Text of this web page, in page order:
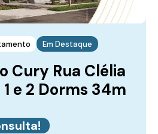
Em Destaque
Cury Rua Clélia
e 2 Dorms 34m